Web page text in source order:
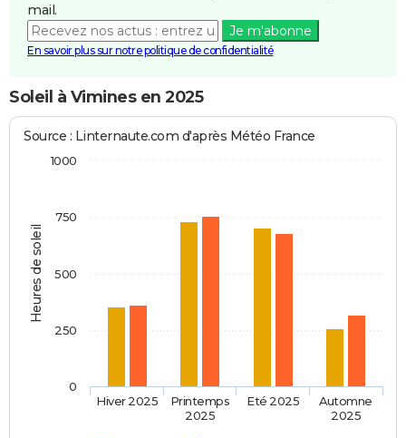
mail.
Je m'abonne
En savoir plus sur notre politique de confidentialité
Soleil à Vimines en 2025
Heures de soleil
Source : Linternaute.com d'après Météo France
Hiver 2025
Printemps
2025
Eté 2025
Automne
2025
0
250
500
750
1000